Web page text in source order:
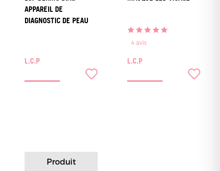
APPAREIL DE
DIAGNOSTIC DE PEAU
L.C.P
Produit
4 avis
L.C.P